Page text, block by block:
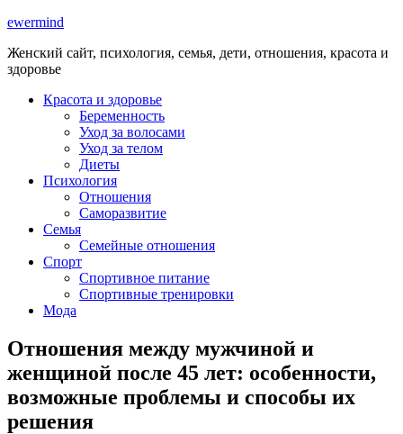
ewermind
Женский сайт, психология, семья, дети, отношения, красота и
здоровье
Красота и здоровье
Беременность
Уход за волосами
Уход за телом
Диеты
Психология
Отношения
Саморазвитие
Семья
Семейные отношения
Спорт
Спортивное питание
Спортивные тренировки
Мода
Отношения между мужчиной и
женщиной после 45 лет: особенности,
возможные проблемы и способы их
решения